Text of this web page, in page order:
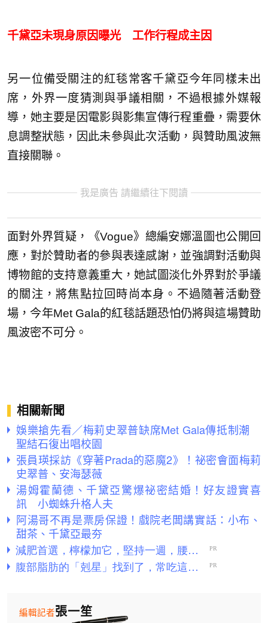
千黛亞未現身原因曝光 工作行程成主因
另一位備受關注的紅毯常客千黛亞今年同樣未出
席，外界一度猜測與爭議相關，不過根據外媒報
導，她主要是因電影與影集宣傳行程重疊，需要休
息調整狀態，因此未參與此次活動，與贊助風波無
直接關聯。
我是廣告 請繼續往下閱讀
面對外界質疑，《Vogue》總編安娜溫圖也公開回
應，對於贊助者的參與表達感謝，並強調對活動與
博物館的支持意義重大，她試圖淡化外界對於爭議
的關注，將焦點拉回時尚本身。不過隨著活動登
場，今年Met Gala的紅毯話題恐怕仍將與這場贊助
風波密不可分。
相關新聞
娛樂搶先看／梅莉史翠普缺席Met Gala傳抵制潮
聖結石復出唱校園
張員瑛採訪《穿著Prada的惡魔2》！祕密會面梅莉
史翠普、安海瑟薇
湯姆霍蘭德、千黛亞驚爆祕密結婚！好友證實喜
訊 小蜘蛛升格人夫
阿湯哥不再是票房保證！戲院老闆講實話：小布、
甜茶、千黛亞最夯
張一笙
編輯記者